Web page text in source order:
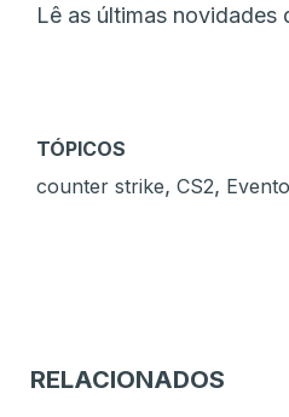
Lê as últimas novidades
TÓPICOS
counter strike, CS2, Evento
RELACIONADOS